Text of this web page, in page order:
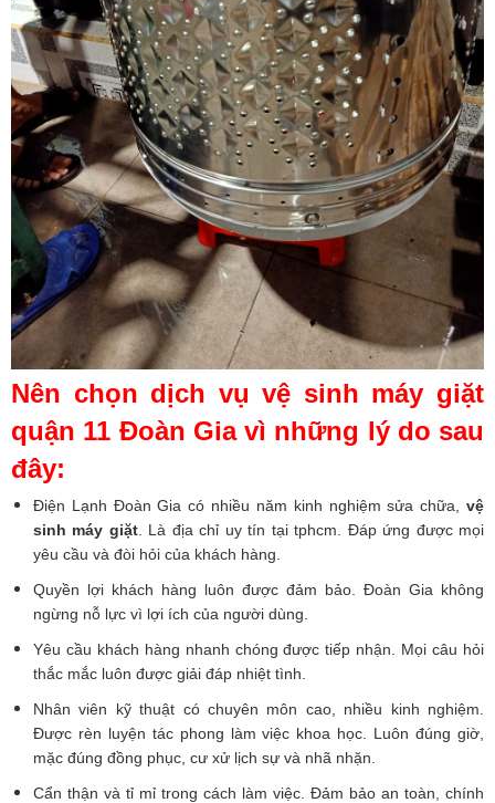
Nên chọn dịch vụ vệ sinh máy giặt
quận 11 Đoàn Gia vì những lý do sau
đây:
Điện Lạnh Đoàn Giacó nhiều năm kinh nghiệmsửa chữa ,vệ
sinh máy giặt. Là địa chỉ uy tín tại tphcm. Đáp ứng được mọi
yêu cầu và đòi hỏi của khách hàng.
Quyền lợi khách hàng luôn được đảm bảo. Đoàn Gia không
ngừng nỗ lực vì lợi ích của người dùng.
Yêu cầu khách hàng nhanh chóng được tiếp nhận. Mọi câu hỏi
thắc mắc luôn được giải đáp nhiệt tình.
Nhân viên kỹ thuật có chuyên môn cao, nhiều kinh nghiệm.
Được rèn luyện tác phong làm việc khoa học. Luôn đúng giờ,
mặc đúng đồng phục, cư xử lịch sự và nhã nhặn.
Cẩn thận và tỉ mỉ trong cách làm việc. Đảm bảo an toàn, chính